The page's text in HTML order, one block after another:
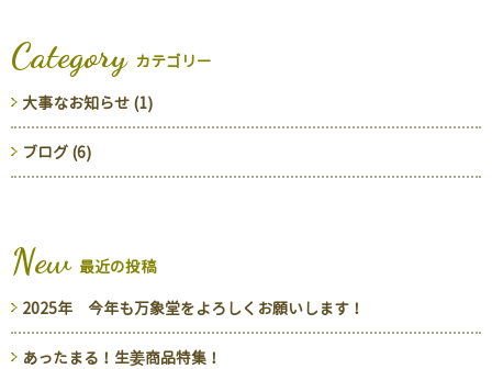
Category カテゴリー
大事なお知らせ (1)
ブログ (6)
New 最近の投稿
2025年 今年も万象堂をよろしくお願いします！
あったまる！生姜商品特集！